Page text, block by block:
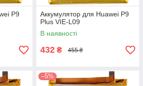
P9
Аккумулятор для Huawei P9
Plus VIE-L09
В наявності
432 ₴ 455 ₴
–5%